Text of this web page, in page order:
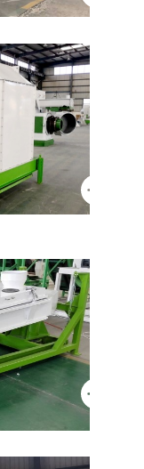
Gratis advies
Gratis
advies